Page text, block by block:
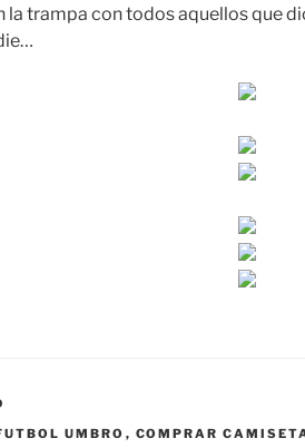
la trampa con todos aquellos que
UMBRO , COMPRAR